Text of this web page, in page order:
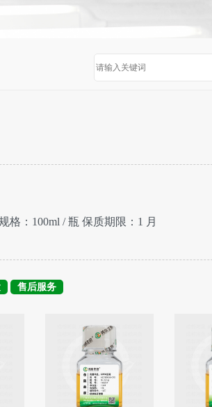
格：100ml / 瓶 保质期限：1 月
售后服务